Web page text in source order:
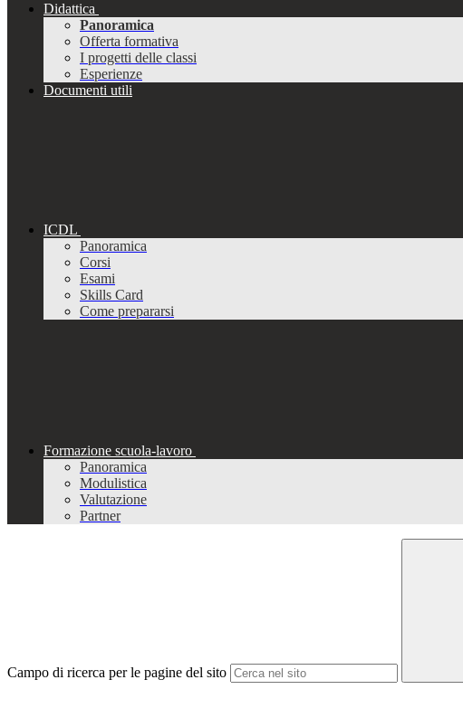
Didattica
Panoramica
Offerta formativa
I progetti delle classi
Esperienze
Documenti utili
ICDL
Panoramica
Corsi
Esami
Skills Card
Come prepararsi
Formazione scuola-lavoro
Panoramica
Modulistica
Valutazione
Partner
Campo di ricerca per le pagine del sito